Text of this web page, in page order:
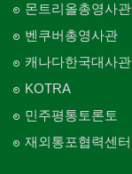
몬트리올총영사관
벤쿠버총영사관
캐나다한국대사관
KOTRA
민주평통토론토
재외통포협력센터